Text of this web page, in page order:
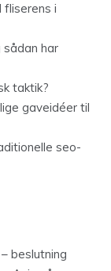
i
har
taktik?
gaveidéer til
seo-
beslutning